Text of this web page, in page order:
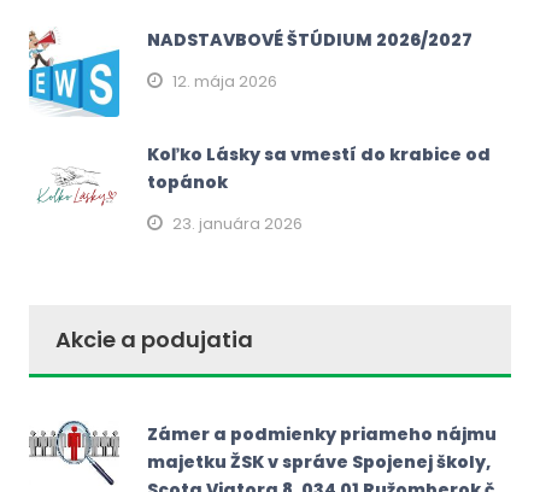
NADSTAVBOVÉ ŠTÚDIUM 2026/2027
12. mája 2026
Koľko Lásky sa vmestí do krabice od
topánok
23. januára 2026
Akcie a podujatia
Zámer a podmienky priameho nájmu
majetku ŽSK v správe Spojenej školy,